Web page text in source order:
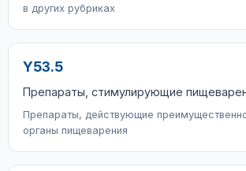
в других рубриках
Y53.5
Препараты, стимулирующие
Препараты, действующие
органы пищеварения